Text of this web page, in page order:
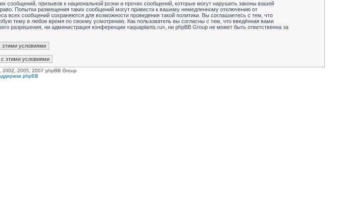
сообщений, призывов к национальной розни и прочих сообщений, которые могут нарушить законы вашей
Попытки размещения таких сообщений могут привести к вашему немедленному отключению от
сообщений сохраняются для возможности проведения такой политики. Вы соглашаетесь с тем, что
тему в любое время по своему усмотрению. Как пользователь вы согласны с тем, что введённая вами
разрешения, ни администрация конференции «aquaplants.ru», ни phpBB Group не может быть ответственна за
2002, 2005, 2007 phpBB Group
phpBB